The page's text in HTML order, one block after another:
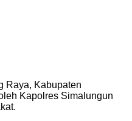
Raya, Kabupaten
Kapolres Simalungun